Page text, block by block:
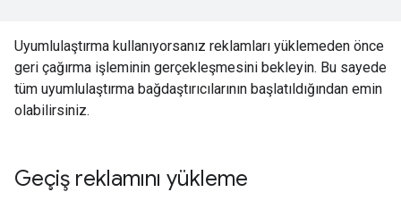
Uyumlulaştırma kullanıyorsanız reklamları yüklemeden önce
geri çağırma işleminin gerçekleşmesini bekleyin. Bu sayede
tüm uyumlulaştırma bağdaştırıcılarının başlatıldığından emin
olabilirsiniz.
Geçiş reklamını yükleme